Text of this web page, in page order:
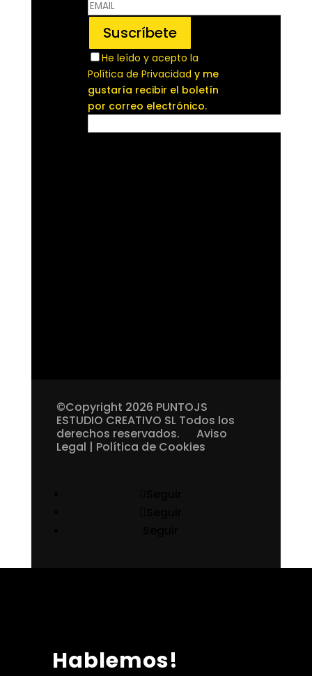
He leído y acepto la
Política de Privacidad y me
gustaría recibir el boletín
por correo electrónico.
©Copyright 2026 PUNTOJS
ESTUDIO CREATIVO SL Todos los
derechos reservados. Aviso
Legal | Política de Cookies
Hablemos!